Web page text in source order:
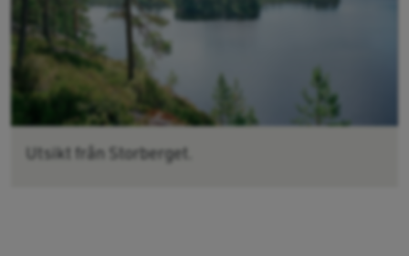
Utsikt från Storberget.